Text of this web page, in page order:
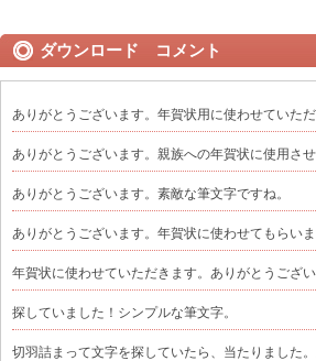
ダウンロード コメント
ありがとうございます。年賀状用に使わせていただ
ありがとうございます。親族への年賀状に使用させ
ありがとうございます。素敵な筆文字ですね。
ありがとうございます。年賀状に使わせてもらいま
年賀状に使わせていただきます。ありがとうござい
探していました！シンプルな筆文字。
切羽詰まって文字を探していたら、当たりました